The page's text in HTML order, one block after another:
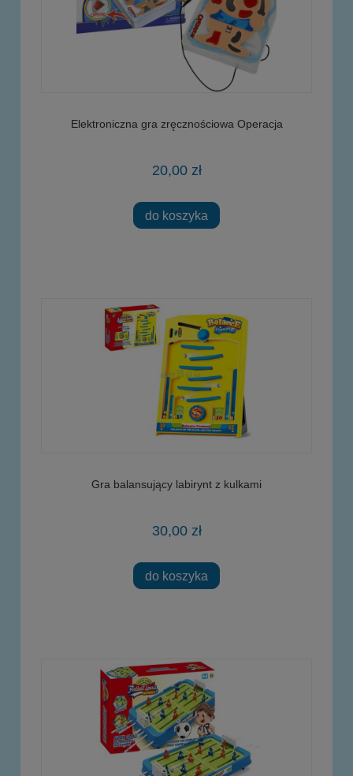
Elektroniczna gra zręcznościowa Operacja
20,00 zł
do koszyka
Gra balansujący labirynt z kulkami
30,00 zł
do koszyka